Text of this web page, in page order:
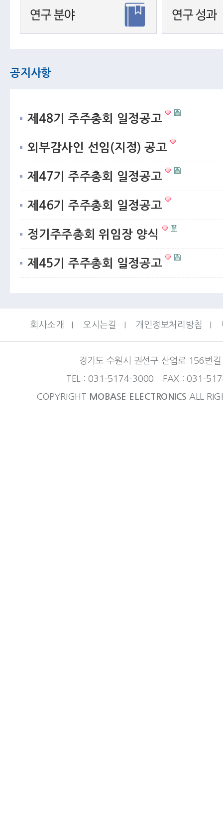
공지사항
제48기 주주총회 일정공고
외부감사인 선임(지정) 공고
제47기 주주총회 일정공고
제46기 주주총회 일정공고
정기주주총회 위임장 양식
제45기 주주총회 일정공고
회사소개 I 오시는길 I 개인정보처리방침 I
경기도 수원시 권선구 산업로 156번
TEL : 031-5174-3000 FAX : 031-
COPYRIGHT MOBASE ELECTRONICS ALL